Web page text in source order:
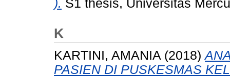
). S1 thesis, Universitas
K
KARTINI, AMANIA (2018)
PASIEN DI PUSKESMAS